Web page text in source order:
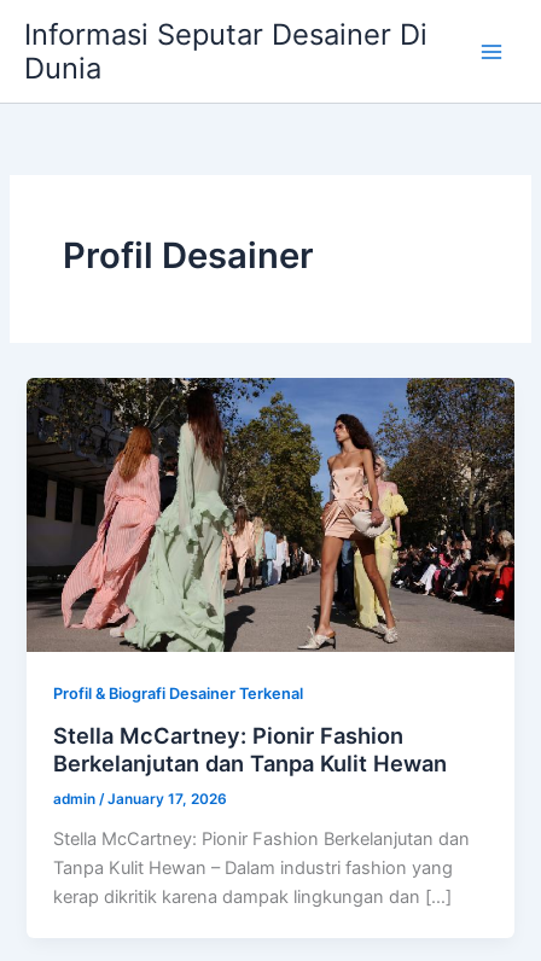
content
Informasi Seputar Desainer Di
Dunia
Profil Desainer
Profil & Biografi Desainer Terkenal
Stella McCartney: Pionir Fashion
Berkelanjutan dan Tanpa Kulit Hewan
admin/January 17, 2026
Stella McCartney: Pionir Fashion Berkelanjutan dan
Tanpa Kulit Hewan – Dalam industri fashion yang
kerap dikritik karena dampak lingkungan dan […]